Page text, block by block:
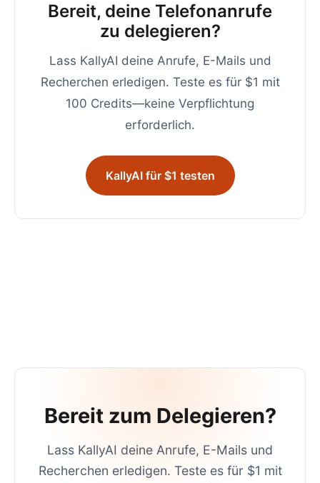
Bereit, deine Telefonanrufe
zu delegieren?
Lass KallyAI deine Anrufe, E-Mails und
Recherchen erledigen. Teste es für $1 mit
100 Credits—keine Verpflichtung
erforderlich.
KallyAI für $1 testen
Bereit zum Delegieren?
Lass KallyAI deine Anrufe, E-Mails und
Recherchen erledigen. Teste es für $1 mit